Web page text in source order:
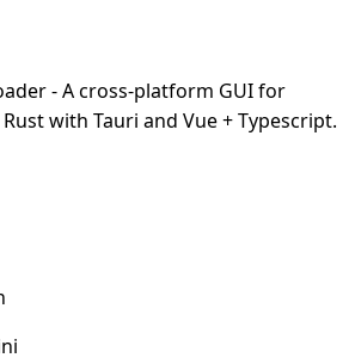
- A cross-platform GUI for
with Tauri and Vue + Typescript.